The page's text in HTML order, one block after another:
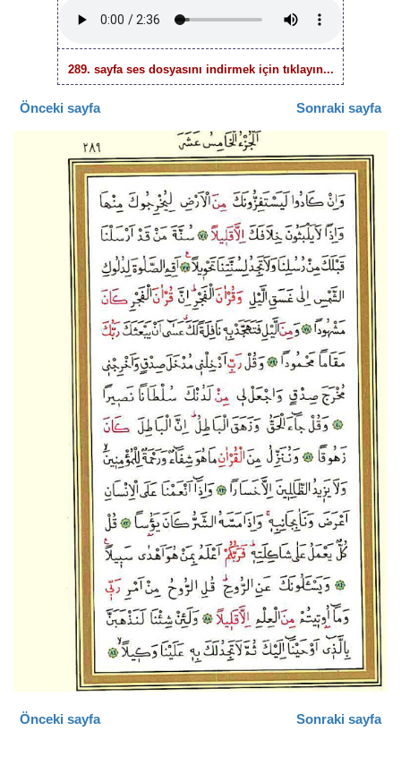
289. sayfa ses dosyasını indirmek için tıklayın...
Önceki sayfa Sonraki sayfa
Önceki sayfa Sonraki sayfa